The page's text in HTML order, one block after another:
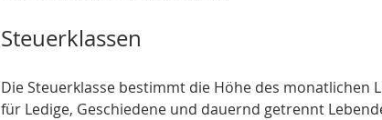
Steuerklassen
Die Steuerklasse bestimmt die Höhe des monatlichen
für Ledige, Geschiedene und dauernd getrennt